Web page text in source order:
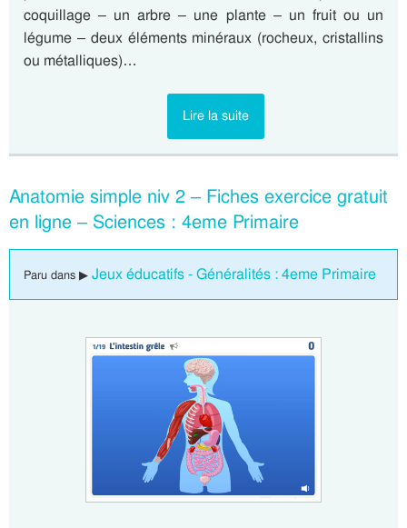
coquillage – un arbre – une plante – un fruit ou un
légume – deux éléments minéraux (rocheux, cristallins
ou métalliques)…
Lire la suite
Anatomie simple niv 2 – Fiches exercice gratuit
en ligne – Sciences : 4eme Primaire
Paru dans ▶ Jeux éducatifs - Généralités : 4eme Primaire